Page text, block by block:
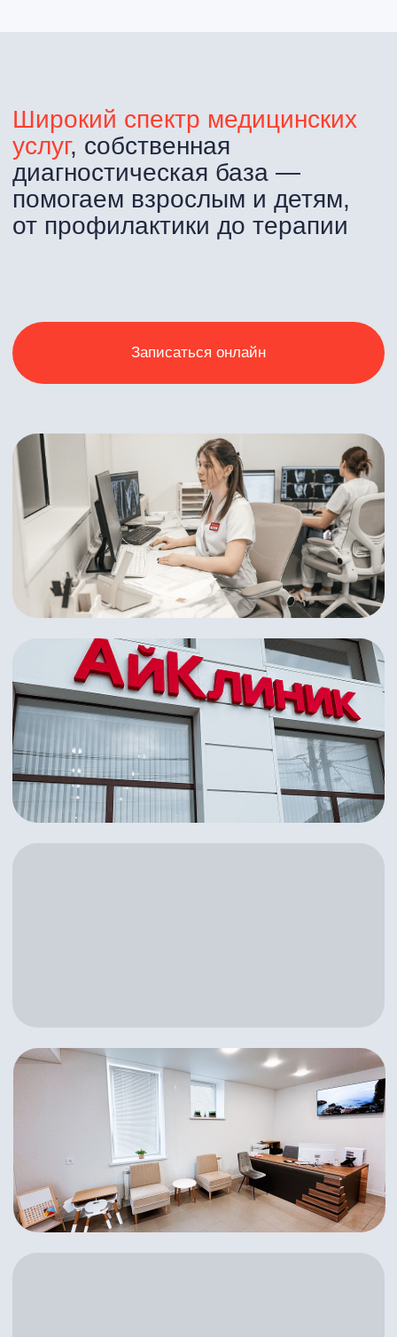
Выбрать город
Запишитесь
на прием сейчас
ежедневно 08:00 до 20:00